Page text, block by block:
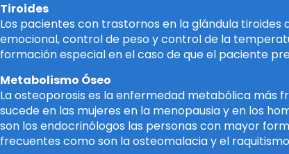
Tiroides
Los pacientes con trastornos en la glándula
emocional, control de peso y control de la
formación especial en el caso de que el paciente
Metabolismo Óseo
La osteoporosis es la enfermedad metabólica más
sucede en las mujeres en la menopausia y en los
son los endocrinólogos las personas con mayor
frecuentes como son la osteomalacia y el